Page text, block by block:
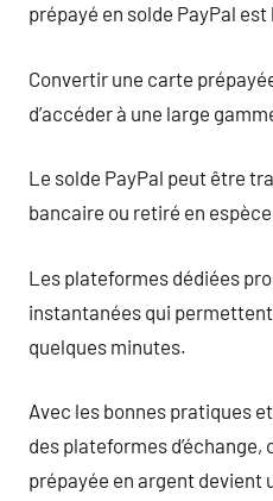
prépayé en solde PayPal
Convertir une carte
d’accéder à une large
Le solde PayPal peut être
bancaire ou retiré en
Les plateformes dédiées
instantanées qui
quelques minutes.
Avec les bonnes pratiques
des plateformes
prépayée en argent devient